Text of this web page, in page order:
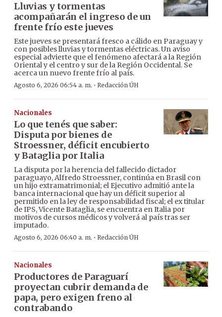
Lluvias y tormentas
acompañarán el ingreso de un
frente frío este jueves
Este jueves se presentará fresco a cálido en Paraguay y
con posibles lluvias y tormentas eléctricas. Un aviso
especial advierte que el fenómeno afectará a la Región
Oriental y el centro y sur de la Región Occidental. Se
acerca un nuevo frente frío al país.
Agosto 6, 2026 06:54 a. m. · Redacción ÚH
Nacionales
Lo que tenés que saber:
Disputa por bienes de
Stroessner, déficit encubierto
y Bataglia por Italia
La disputa por la herencia del fallecido dictador
paraguayo, Alfredo Stroessner, continúa en Brasil con
un hijo extramatrimonial; el Ejecutivo admitió ante la
banca internacional que hay un déficit superior al
permitido en la ley de responsabilidad fiscal; el ex titular
de IPS, Vicente Bataglia, se encuentra en Italia por
motivos de cursos médicos y volverá al país tras ser
imputado.
Agosto 6, 2026 06:40 a. m. · Redacción ÚH
Nacionales
Productores de Paraguarí
proyectan cubrir demanda de
papa, pero exigen freno al
contrabando